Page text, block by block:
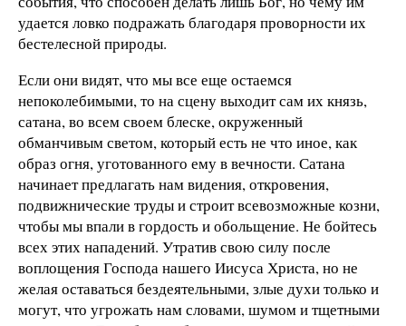
удается ловко подражать благодаря проворности их
бестелесной природы.
Если они видят, что мы все еще остаемся
непоколебимыми, то на сцену выходит сам их князь,
сатана, во всем своем блеске, окруженный
обманчивым светом, который есть не что иное, как
образ огня, уготованного ему в вечности. Сатана
начинает предлагать нам видения, откровения,
подвижнические труды и строит всевозможные козни,
чтобы мы впали в гордость и обольщение. Не бойтесь
всех этих нападений. Утратив свою силу после
воплощения Господа нашего Иисуса Христа, но не
желая оставаться бездеятельными, злые духи только и
могут, что угрожать нам словами, шумом и тщетными